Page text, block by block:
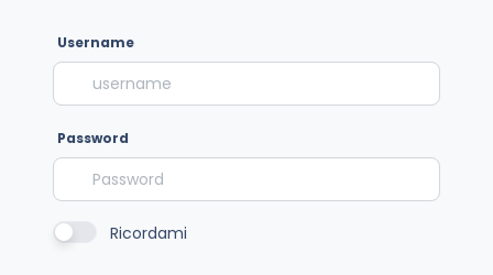
Username
Password
Ricordami